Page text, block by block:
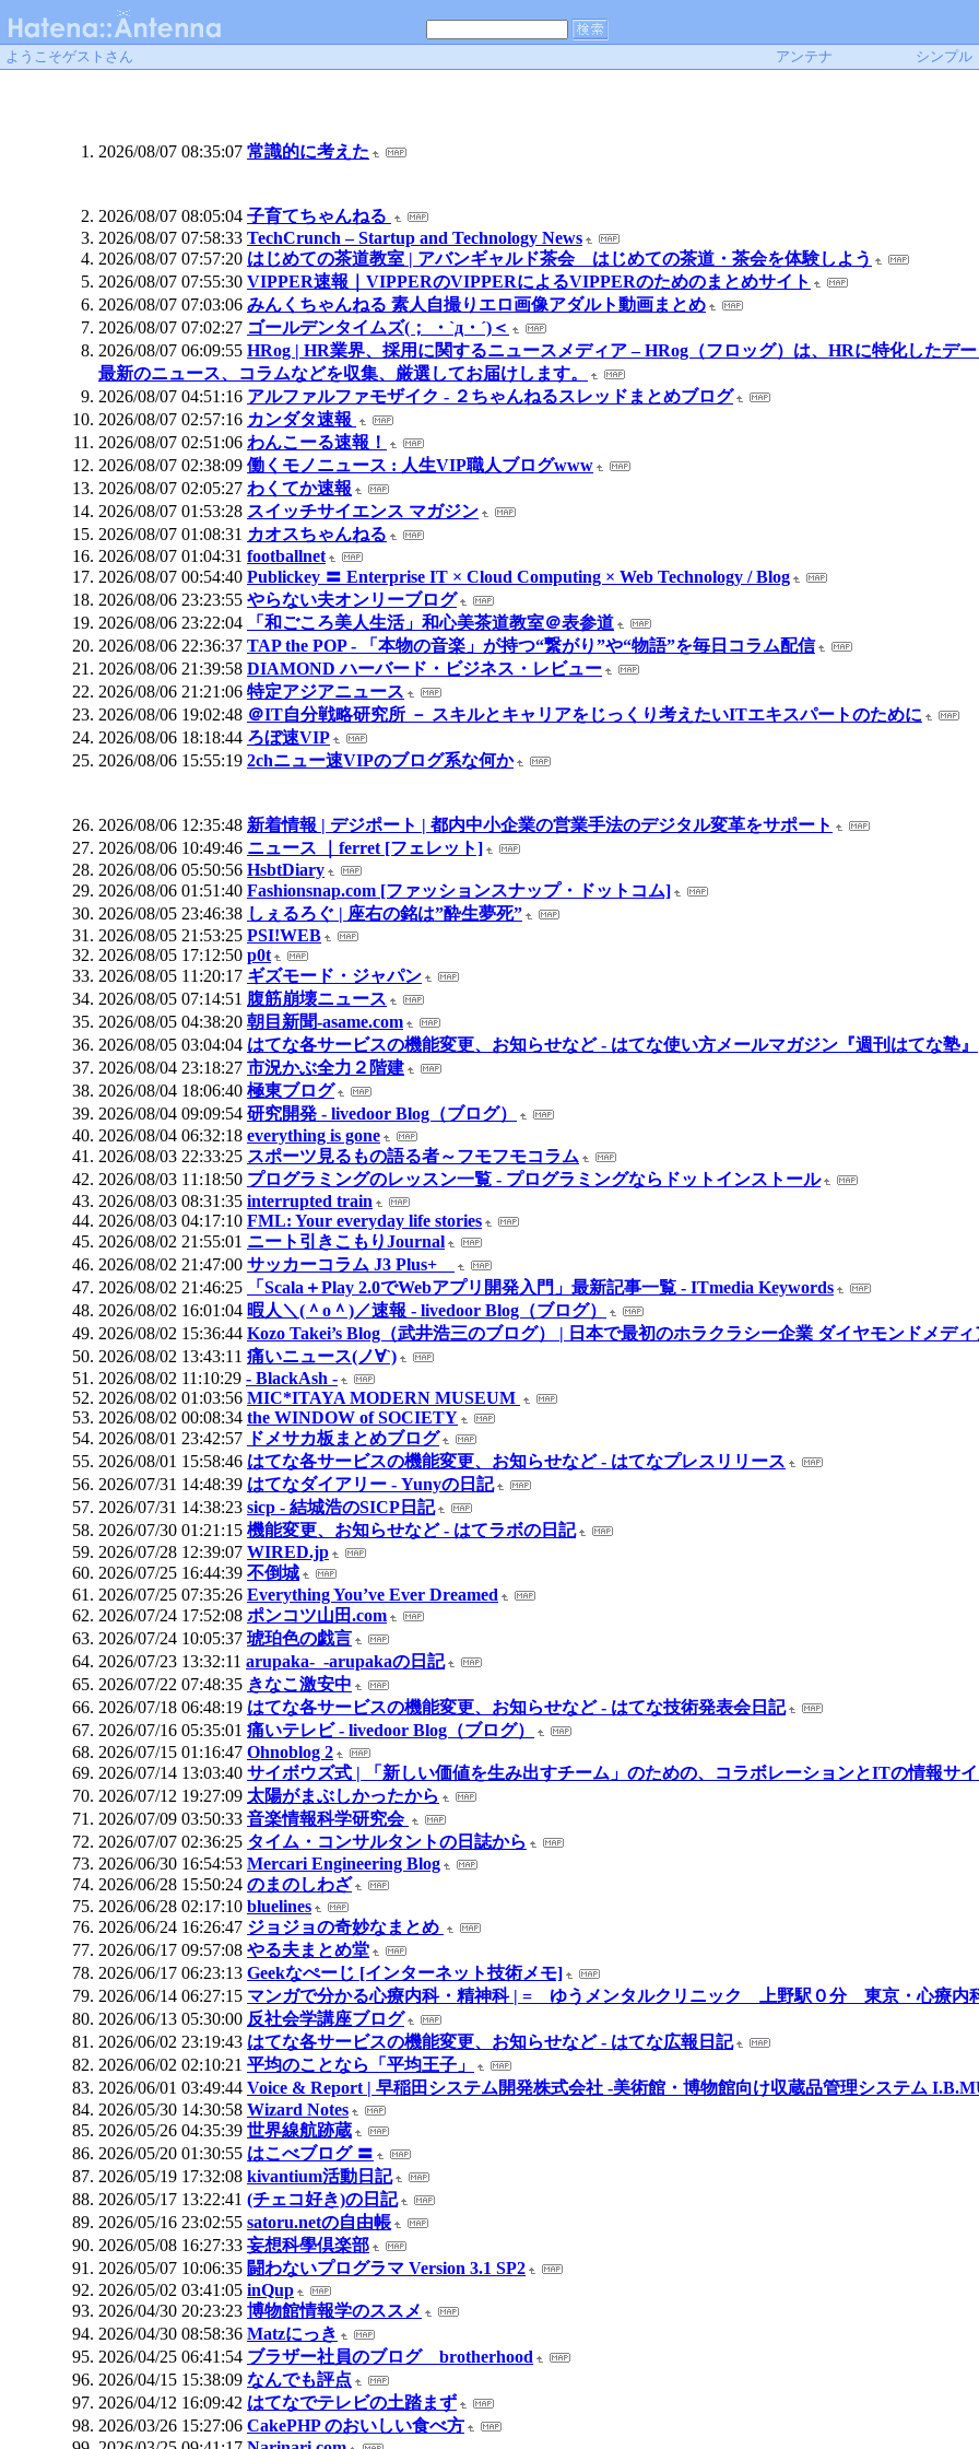
ようこそゲストさん アンテナ シンプル
2026/08/07 08:35:07 常識的に考えた
2026/08/07 08:05:04 子育てちゃんねる
2026/08/07 07:58:33 TechCrunch – Startup and Technology News
2026/08/07 07:57:20 はじめての茶道教室 | アバンギャルド茶会 はじめての茶道・茶会を体験しよう
2026/08/07 07:55:30 VIPPER速報｜VIPPERのVIPPERによるVIPPERのためのまとめサイト
2026/08/07 07:03:06 みんくちゃんねる 素人自撮りエロ画像アダルト動画まとめ
2026/08/07 07:02:27 ゴールデンタイムズ(； ・`д・´)＜
2026/08/07 06:09:55 HRog | HR業界、採用に関するニュースメディア – HRog（フロッグ）は、HRに特化したデ
最新のニュース、コラムなどを収集、厳選してお届けします。
2026/08/07 04:51:16 アルファルファモザイク - ２ちゃんねるスレッドまとめブログ
2026/08/07 02:57:16 カンダタ速報
2026/08/07 02:51:06 わんこーる速報！
2026/08/07 02:38:09 働くモノニュース : 人生VIP職人ブログwww
2026/08/07 02:05:27 わくてか速報
2026/08/07 01:53:28 スイッチサイエンス マガジン
2026/08/07 01:08:31 カオスちゃんねる
2026/08/07 01:04:31 footballnet
2026/08/07 00:54:40 Publickey 〓 Enterprise IT × Cloud Computing × Web Technology / Blog
2026/08/06 23:23:55 やらない夫オンリーブログ
2026/08/06 23:22:04
「和ごころ美人生活」和心美茶道教室＠表参道
2026/08/06 22:36:37 TAP the POP - 「本物の音楽」が持つ“繋がり”や“物語”を毎日コラム配信
2026/08/06 21:39:58 DIAMOND ハーバード・ビジネス・レビュー
2026/08/06 21:21:06 特定アジアニュース
2026/08/06 19:02:48 ＠IT自分戦略研究所 － スキルとキャリアをじっくり考えたいITエキスパートのために
2026/08/06 18:18:44 ろぼ速VIP
2026/08/06 15:55:19 2chニュー速VIPのブログ系な何か
2026/08/06 12:35:48 新着情報 | デジポート | 都内中小企業の営業手法のデジタル変革をサポート
2026/08/06 10:49:46 ニュース ｜ferret [フェレット]
2026/08/06 05:50:56 HsbtDiary
2026/08/06 01:51:40 Fashionsnap.com [ファッションスナップ・ドットコム]
2026/08/05 23:46:38 しぇるろぐ | 座右の銘は”酔生夢死”
2026/08/05 21:53:25 PSI!WEB
2026/08/05 17:12:50 p0t
2026/08/05 11:20:17 ギズモード・ジャパン
2026/08/05 07:14:51 腹筋崩壊ニュース
2026/08/05 04:38:20 朝目新聞-asame.com
2026/08/05 03:04:04 はてな各サービスの機能変更、お知らせなど - はてな使い方メールマガジン『週刊はてな塾』
2026/08/04 23:18:27 市況かぶ全力２階建
2026/08/04 18:06:40 極東ブログ
2026/08/04 09:09:54 研究開発 - livedoor Blog（ブログ）
2026/08/04 06:32:18 everything is gone
2026/08/03 22:33:25 スポーツ見るもの語る者～フモフモコラム
2026/08/03 11:18:50 プログラミングのレッスン一覧 - プログラミングならドットインストール
2026/08/03 08:31:35 interrupted train
2026/08/03 04:17:10 FML: Your everyday life stories
2026/08/02 21:55:01 ニート引きこもりJournal
2026/08/02 21:47:00 サッカーコラム J3 Plus+
2026/08/02 21:46:25
「Scala＋Play 2.0でWebアプリ開発入門」最新記事一覧 - ITmedia Keywords
2026/08/02 16:01:04 暇人＼(＾o＾)／速報 - livedoor Blog（ブログ）
2026/08/02 15:36:44 Kozo Takei’s Blog（武井浩三のブログ） | 日本で最初のホラクラシー企業 ダイヤモンドメデ
2026/08/02 13:43:11 痛いニュース(ノ∀`)
2026/08/02 11:10:29 - BlackAsh -
2026/08/02 01:03:56 MIC*ITAYA MODERN MUSEUM
2026/08/02 00:08:34 the WINDOW of SOCIETY
2026/08/01 23:42:57
ドメサカ板まとめブログ
2026/08/01 15:58:46 はてな各サービスの機能変更、お知らせなど - はてなプレスリリース
2026/07/31 14:48:39 はてなダイアリー - Yunyの日記
2026/07/31 14:38:23 sicp - 結城浩のSICP日記
2026/07/30 01:21:15 機能変更、お知らせなど - はてラボの日記
2026/07/28 12:39:07 WIRED.jp
2026/07/25 16:44:39 不倒城
2026/07/25 07:35:26 Everything You’ve Ever Dreamed
2026/07/24 17:52:08 ポンコツ山田.com
2026/07/24 10:05:37 琥珀色の戯言
2026/07/23 13:32:11 arupaka-_-arupakaの日記
2026/07/22 07:48:35 きなこ激安中
2026/07/18 06:48:19 はてな各サービスの機能変更、お知らせなど - はてな技術発表会日記
2026/07/16 05:35:01 痛いテレビ - livedoor Blog（ブログ）
2026/07/15 01:16:47 Ohnoblog 2
2026/07/14 13:03:40 サイボウズ式 | 「新しい価値を生み出すチーム」のための、コラボレーションとITの情報サ
2026/07/12 19:27:09 太陽がまぶしかったから
2026/07/09 03:50:33 音楽情報科学研究会
2026/07/07 02:36:25 タイム・コンサルタントの日誌から
2026/06/30 16:54:53 Mercari Engineering Blog
2026/06/28 15:50:24 のまのしわざ
2026/06/28 02:17:10 bluelines
2026/06/24 16:26:47 ジョジョの奇妙なまとめ
2026/06/17 09:57:08 やる夫まとめ堂
2026/06/17 06:23:13 Geekなぺーじ [インターネット技術メモ]
2026/06/14 06:27:15 マンガで分かる心療内科・精神科 | = ゆうメンタルクリニック 上野駅０分 東京・心療内
2026/06/13 05:30:00 反社会学講座ブログ
2026/06/02 23:19:43 はてな各サービスの機能変更、お知らせなど - はてな広報日記
2026/06/02 02:10:21 平均のことなら「平均王子」
2026/06/01 03:49:44 Voice & Report | 早稲田システム開発株式会社 -美術館・博物館向け収蔵品管理システム
2026/05/30 14:30:58 Wizard Notes
2026/05/26 04:35:39 世界線航跡蔵
2026/05/20 01:30:55 はこべブログ 〓
2026/05/19 17:32:08 kivantium活動日記
2026/05/17 13:22:41 (チェコ好き)の日記
2026/05/16 23:02:55 satoru.netの自由帳
2026/05/08 16:27:33 妄想科學倶楽部
2026/05/07 10:06:35 闘わないプログラマ Version 3.1 SP2
2026/05/02 03:41:05 inQup
2026/04/30 20:23:23 博物館情報学のススメ
2026/04/30 08:58:36 Matzにっき
2026/04/25 06:41:54 ブラザー社員のブログ brotherhood
2026/04/15 15:38:09 なんでも評点
2026/04/12 16:09:42 はてなでテレビの土踏まず
2026/03/26 15:27:06 CakePHP のおいしい食べ方